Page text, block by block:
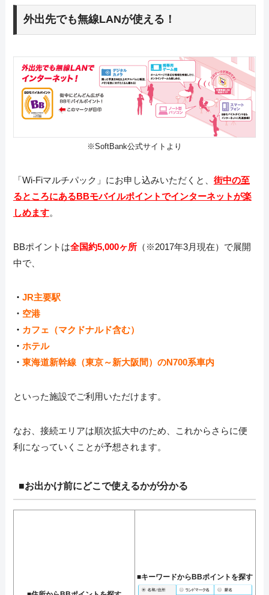
外出先でも無線LANが使える！
※SoftBank公式サイトより
「Wi-Fiマルチパック」にお申し込みいただくと、 街中の至
るところにあるBBモバイルポイントでインターネットが楽
しめます。
BBポイントは全国約5,000ヶ所（※2017年3月現在）で展開
中で、
・ JR主要駅
・ 空港
・ カフェ（マクドナルド含む）
・ ホテル
・ 東海道新幹線（東京～新大阪間）のN700系車内
といった施設でご利用いただけます。
なお、接続エリアは順次拡大中のため、これからさらに便
利になっていくことが予想されます。
■お出かけ前にどこで使えるかが分かる
■キーワードからBBポイントを探す